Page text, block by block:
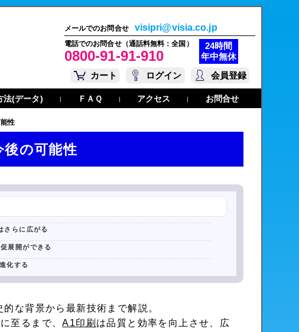
メールでのお問合せ visipri@visia.co.jp
電話でのお問合せ（通話料無料：全国）
0800-91-91-910
24時間
年中無休
カート
ログイン 会員登録
法(データ) | ＦＡＱ | アクセス | お問合せ
性
の可能性
さらに広がる
展開ができる
化する
な背景から最新技術まで解説。
至るまで、A1印刷 は品質と効率を向上させ、広